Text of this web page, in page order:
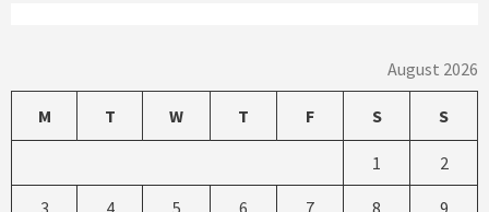
August 2026
M T W T F S S
1 2
3 4 5 6 7 8 9